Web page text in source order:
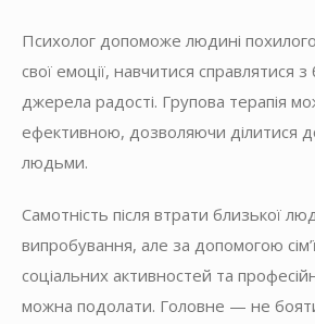
Психолог допоможе людині похилого
свої емоції, навчитися справлятися
джерела радості. Групова терапія
ефективною, дозволяючи ділитися
людьми.
Самотність після втрати близької
випробування, але за допомогою
соціальних активностей та
можна подолати. Головне — не